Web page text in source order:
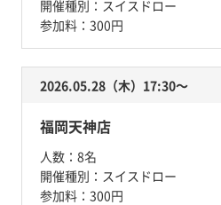
開催種別： スイスドロー
参加料： 300円
2026.05.28（木）17:30〜
福岡天神店
人数： 8名
開催種別： スイスドロー
参加料： 300円